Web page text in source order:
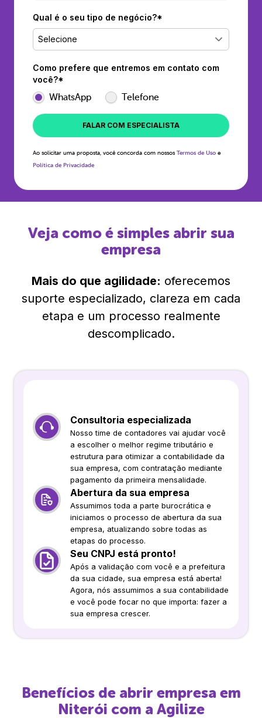
Qual é o seu tipo de negócio?*
Selecione
Como prefere que entremos em contato com
você?*
WhatsApp Telefone
FALAR COM ESPECIALISTA
Ao solicitar uma proposta, você concorda com nossos Termos de Uso e
Política de Privacidade
Veja como é simples abrir sua
empresa
Mais do que agilidade: oferecemos
suporte especializado, clareza em cada
etapa e um processo realmente
descomplicado.
Consultoria especializada
Nosso time de contadores vai ajudar você
a escolher o melhor regime tributário e
estrutura para otimizar a contabilidade da
sua empresa, com contratação mediante
pagamento da primeira mensalidade.
Abertura da sua empresa
Assumimos toda a parte burocrática e
iniciamos o processo de abertura da sua
empresa, atualizando sobre todas as
etapas do processo.
Seu CNPJ está pronto!
Após a validação com você e a prefeitura
da sua cidade, sua empresa está aberta!
Agora, nós assumimos a sua contabilidade
e você pode focar no que importa: fazer a
sua empresa crescer.
Benefícios de abrir empresa em
Niterói com a Agilize